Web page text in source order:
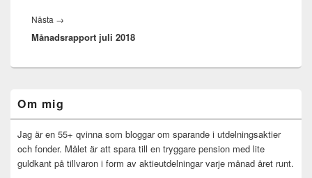
Nästa →
inlägg:
Månadsrapport juli 2018
sidofältet
Widget
område
Om mig
Jag är en 55+ qvinna som bloggar om sparande i utdelningsaktier
och fonder. Målet är att spara till en tryggare pension med lite
guldkant på tillvaron i form av aktieutdelningar varje månad året runt.